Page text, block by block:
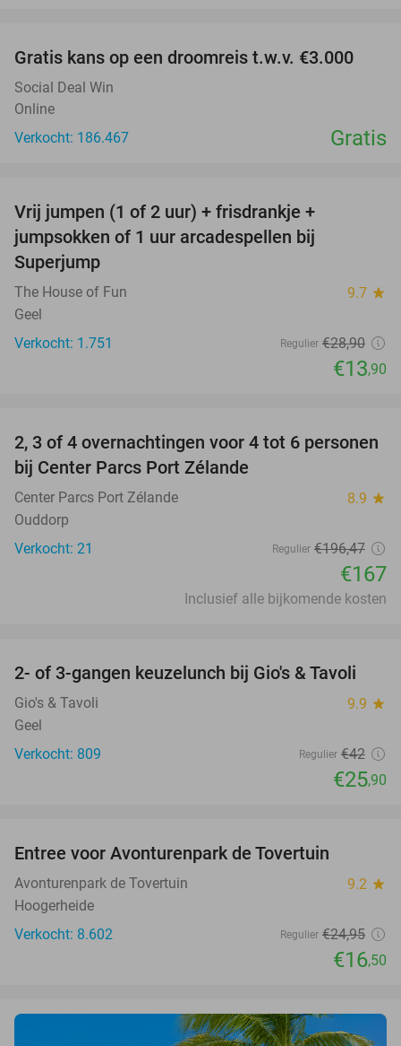
Gratis kans op een droomreis t.w.v. €3.000
Social Deal Win
Online
Verkocht: 186.467
Gratis
Vrij jumpen (1 of 2 uur) + frisdrankje +
jumpsokken of 1 uur arcadespellen bij
Superjump
The House of Fun 9.7 star
Geel
Verkocht: 1.751
Regulier €28,90
€13,90
15%
2, 3 of 4 overnachtingen voor 4 tot 6 personen
bij Center Parcs Port Zélande
Center Parcs Port Zélande 8.9 star
Ouddorp
Verkocht: 21
Regulier €196,47
€167
Inclusief alle bijkomende kosten
38%
2- of 3-gangen keuzelunch bij Gio's & Tavoli
Gio's & Tavoli 9.9 star
Geel
Verkocht: 809
Regulier €42
€25,90
Entree voor Avonturenpark de Tovertuin
Avonturenpark de Tovertuin 9.2 star
Hoogerheide
Verkocht: 8.602
Regulier €24,95
€16,50